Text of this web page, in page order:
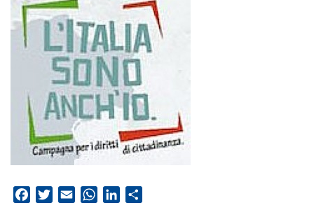
FacebookTwitterEmail WhatsApp
LinkedIn